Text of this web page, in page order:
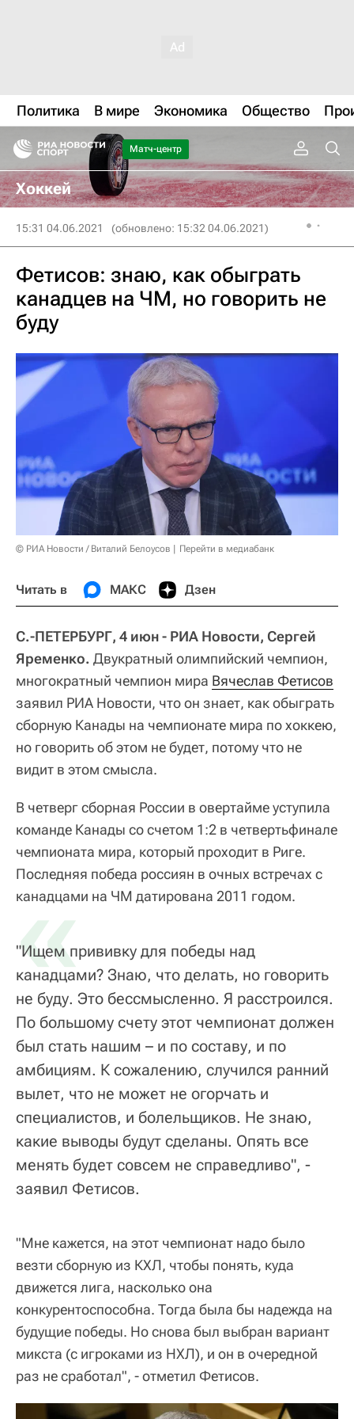
Политика В мире Экономика Общество
Матч-центр
Хоккей
15:31 04.06.2021 (обновлено: 15:32 04.06.2021)
Фетисов: знаю, как обыграть
канадцев на ЧМ, но говорить не
буду
© РИА Новости / Виталий Белоусов Перейти в медиабанк
Читать в МАКС Дзен
С.-ПЕТЕРБУРГ, 4 июн - РИА Новости, Сергей
Яременко. Двукратный олимпийский чемпион,
многократный чемпион мира Вячеслав Фетисов
заявил РИА Новости, что он знает, как обыграть
сборную Канады на чемпионате мира по хоккею,
но говорить об этом не будет, потому что не
видит в этом смысла.
В четверг сборная России в овертайме уступила
команде Канады со счетом 1:2 в четвертьфинале
чемпионата мира, который проходит в Риге.
Последняя победа россиян в очных встречах с
канадцами на ЧМ датирована 2011 годом.
«
"Ищем прививку для победы над
канадцами? Знаю, что делать, но говорить
не буду. Это бессмысленно. Я расстроился.
По большому счету этот чемпионат должен
был стать нашим – и по составу, и по
амбициям. К сожалению, случился ранний
вылет, что не может не огорчать и
специалистов, и болельщиков. Не знаю,
какие выводы будут сделаны. Опять все
менять будет совсем не справедливо", -
заявил Фетисов.
"Мне кажется, на этот чемпионат надо было
везти сборную из КХЛ, чтобы понять, куда
движется лига, насколько она
конкурентоспособна. Тогда была бы надежда на
будущие победы. Но снова был выбран вариант
микста (с игроками из НХЛ), и он в очередной
раз не сработал", - отметил Фетисов.